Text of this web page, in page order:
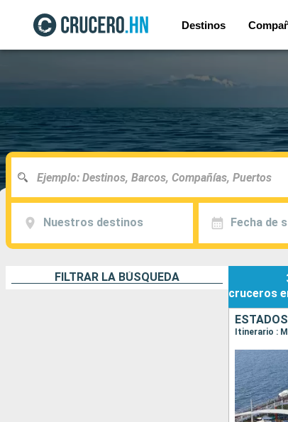
Destinos
Nuestros destinos Fecha de
FILTRAR LA BÚSQUEDA
cruceros
Itinerario :